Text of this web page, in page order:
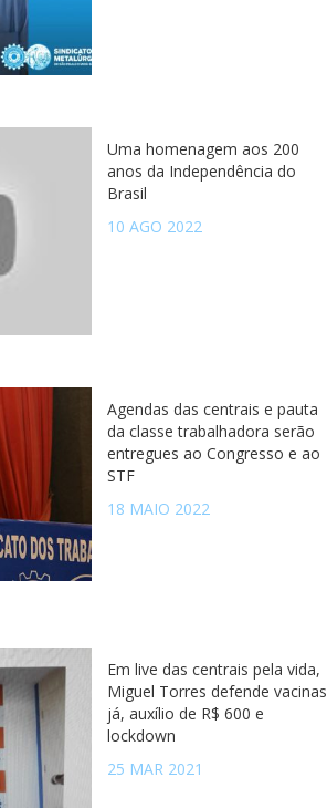
Uma homenagem aos 200
anos da Independência do
Brasil
10 AGO 2022
Agendas das centrais e pauta
da classe trabalhadora serão
entregues ao Congresso e ao
STF
18 MAIO 2022
Em live das centrais pela vida,
Miguel Torres defende vacinas
já, auxílio de R$ 600 e
lockdown
25 MAR 2021